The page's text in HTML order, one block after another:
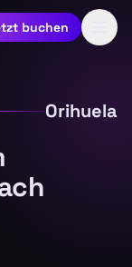
buchen
Orihuela